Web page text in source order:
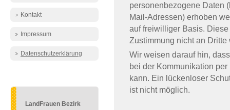
Kontakt
Impressum
Datenschutzerklärung
LandFrauen Bezirk
personenbezogene Daten
Mail-Adressen) erhoben
auf freiwilliger Basis.
Zustimmung nicht an Dritte
Wir weisen darauf hin,
bei der Kommunikation
kann. Ein lückenloser
ist nicht möglich.